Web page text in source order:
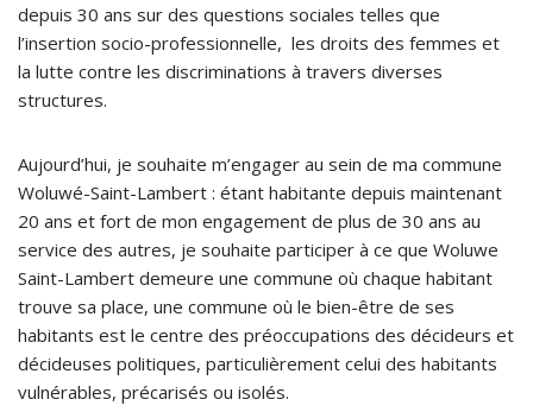
depuis 30 ans sur des questions sociales telles que
l’insertion socio-professionnelle, les droits des femmes et
la lutte contre les discriminations à travers diverses
structures.
Aujourd’hui, je souhaite m’engager au sein de ma commune
Woluwé-Saint-Lambert : étant habitante depuis maintenant
20 ans et fort de mon engagement de plus de 30 ans au
service des autres, je souhaite participer à ce que Woluwe
Saint-Lambert demeure une commune où chaque habitant
trouve sa place, une commune où le bien-être de ses
habitants est le centre des préoccupations des décideurs et
décideuses politiques, particulièrement celui des habitants
vulnérables, précarisés ou isolés.